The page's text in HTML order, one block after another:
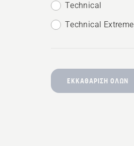
Technical
Technical Extreme
ΕΚΚΑΘΆΡΙΣΗ ΌΛΩΝ